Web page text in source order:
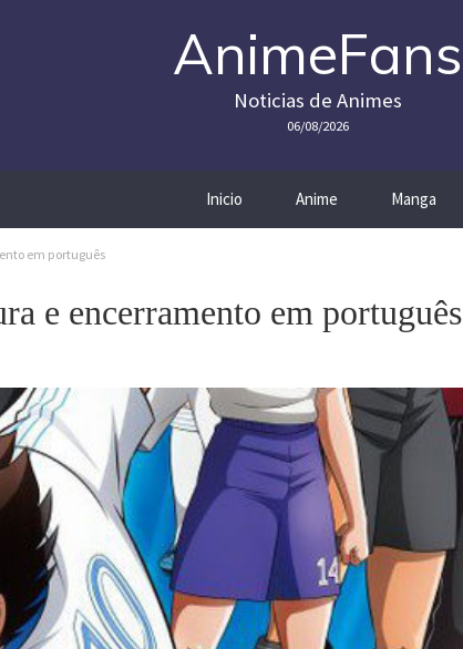
AnimeFans
Noticias de Animes
06/08/2026
Inicio Anime Manga
em português
e encerramento em português